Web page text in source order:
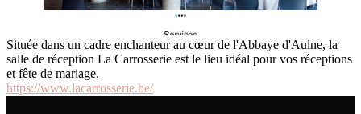
Située dans un cadre enchanteur au cœur de l'Abbaye d'Aulne, la
salle de réception La Carrosserie est le lieu idéal pour vos réceptions
et fête de mariage.
https://www.lacarrosserie.be/